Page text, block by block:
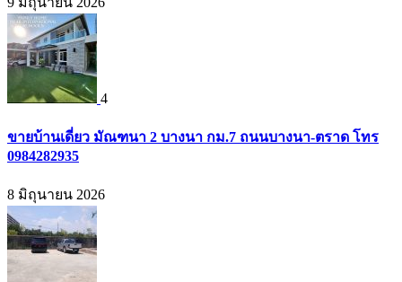
4
ขายบ้านเดี่ยว มัณฑนา 2 บางนา กม.7 ถนนบางนา-ตราด โทร
0984282935
8 มิถุนายน 2026